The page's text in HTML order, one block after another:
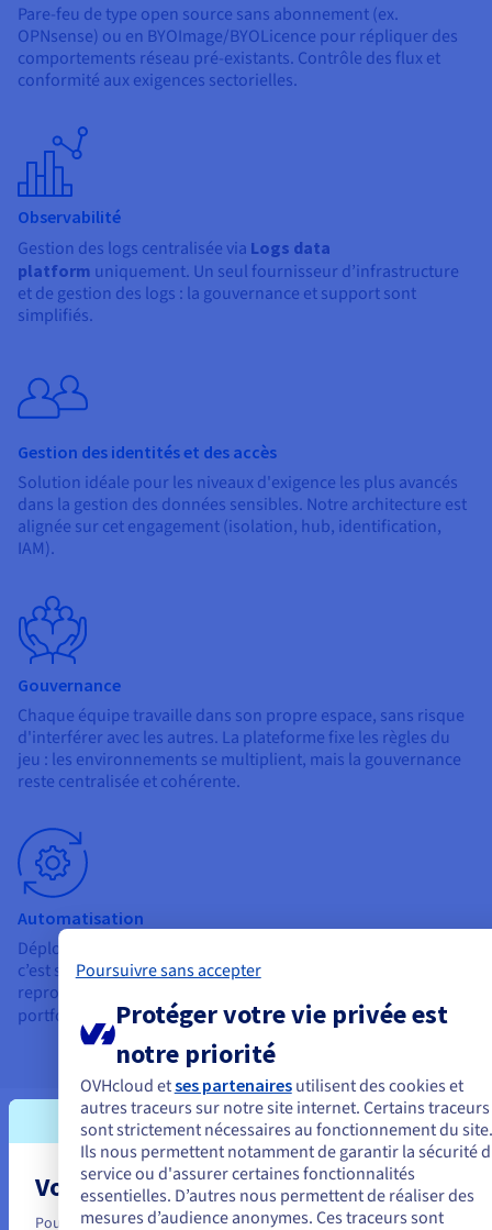
Pare-feu de type open source sans abonnement (ex.
OPNsense) ou en BYOImage/BYOLicence pour répliquer des
comportements réseau pré-existants. Contrôle des flux et
conformité aux exigences sectorielles.
Observabilité
Gestion des logs centralisée via Logs data
platform uniquement. Un seul fournisseur d’infrastructure
et de gestion des logs : la gouvernance et support sont
simplifiés.
Gestion des identités et des accès
Solution idéale pour les niveaux d'exigence les plus avancés
dans la gestion des données sensibles. Notre architecture est
alignée sur cet engagement (isolation, hub, identification,
IAM).
Gouvernance
Chaque équipe travaille dans son propre espace, sans risque
d'interférer avec les autres. La plateforme fixe les règles du
jeu : les environnements se multiplient, mais la gouvernance
reste centralisée et cohérente.
Automatisation
Déploiements via des scripts sur une Infrastructure as Code :
c’est simple et sans abonnement. Les scripts sont versionnés,
reproductibles et maintenus en lien avec l'évolution du
portfolio des servicesPublic Cloud.
Cas d’usage
Voir les cas d'usage
Pour quels contextes ? Secteur public, entreprises régulées
Vous semblez être localisé en États-
Pour commander, rendez-vous sur le site de votre pays (États-Unis)
Poursuivre sans accepter
Protéger votre vie privée est
notre priorité
OVHcloud etses partenairesutilisent des cookies et
autres traceurs sur notre site internet. Certains traceurs
sont strictement nécessaires au fonctionnement du site.
Ils nous permettent notamment de garantir la sécurité
service ou d'assurer certaines fonctionnalités
essentielles. D’autres nous permettent de réaliser des
mesures d’audience anonymes. Ces traceurs sont